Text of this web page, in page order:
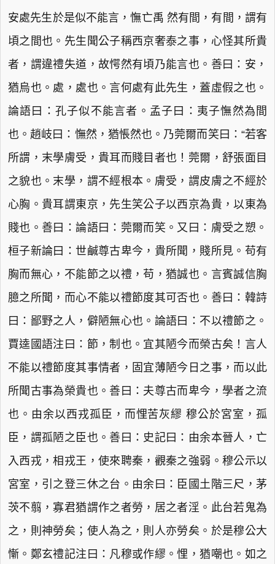
安處先生於是似不能言，憮亡禹 然有間，有間，謂有
頃之間也。先生聞公子稱西京奢泰之事，心怪其所貴
者，謂違禮失道，故愕然有頃乃能言也。善曰：安，
猶烏也。處，處也。言何處有此先生，蓋虛假之也。
論語曰：孔子似不能言者。孟子曰：夷子憮然為間
也。趙岐曰：憮然，猶悵然也。乃莞爾而笑曰：“若客
所謂，末學膚受，貴耳而賤目者也！莞爾，舒張面目
之貌也。末學，謂不經根本。膚受，謂皮膚之不經於
心胸。貴耳謂東京，先生笑公子以西京為貴，以東為
賤也。善曰：論語曰：莞爾而笑。又曰：膚受之愬。
桓子新論曰：世鹹尊古卑今，貴所聞，賤所見。苟有
胸而無心，不能節之以禮，苟，猶誠也。言賓誠信胸
臆之所聞，而心不能以禮節度其可否也。善曰：韓詩
曰：鄙野之人，僻陋無心也。論語曰：不以禮節之。
賈逵國語注曰：節，制也。宜其陋今而榮古矣！言人
不能以禮節度其事情者，固宜薄陋今日之事，而以此
所聞古事為榮貴也。善曰：夫尊古而卑今，學者之流
也。由余以西戎孤臣，而悝苦灰繆 穆公於宮室，孤
臣，謂孤陋之臣也。善曰：史記曰：由余本晉人，亡
入西戎，相戎王，使來聘秦，觀秦之強弱。穆公示以
宮室，引之登三休之台。由余曰：臣國土階三尺，茅
茨不翦，寡君猶謂作之者勞，居之者淫。此台若鬼為
之，則神勞矣；使人為之，則人亦勞矣。於是穆公大
慚。鄭玄禮記注曰：凡穆或作繆。悝，猶嘲也。如之